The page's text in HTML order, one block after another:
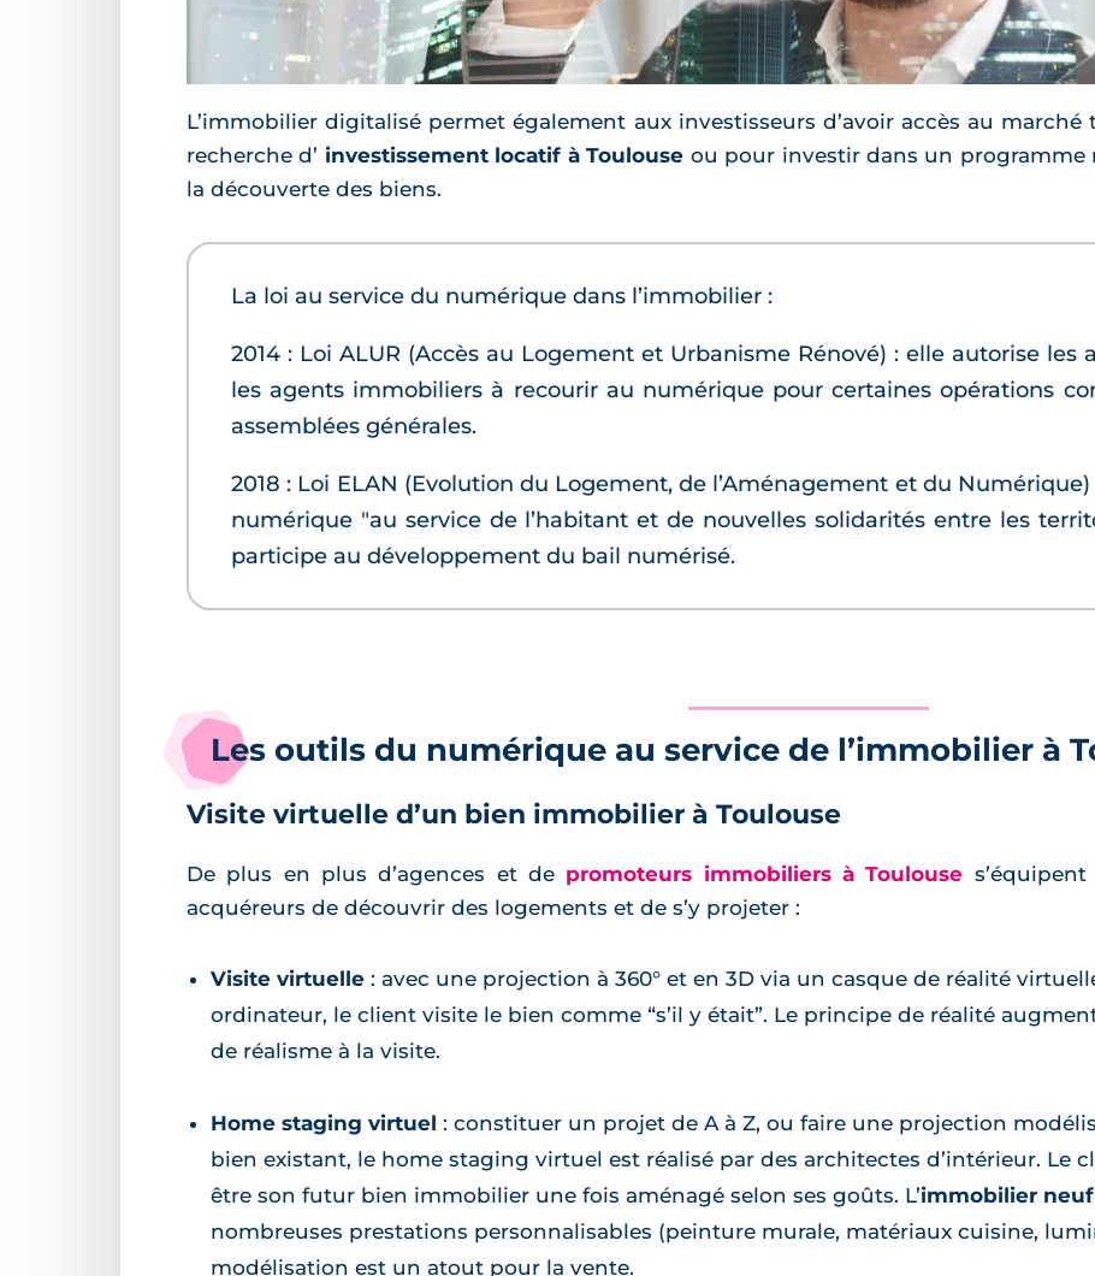
L’immobilier digitalisé permet également aux investisseurs d’avoir accès au
recherche d’ investissement locatif à Toulouse ou pour investir dans un programme
la découverte des biens.
La loi au service du numérique dans l’immobilier :
2014 : Loi ALUR (Accès au Logement et Urbanisme Rénové) : elle autorise
les agents immobiliers à recourir au numérique pour certaines opérations
assemblées générales.
2018 : Loi ELAN (Evolution du Logement, de l’Aménagement et du
numérique "au service de l’habitant et de nouvelles solidarités entre les
participe au développement du bail numérisé.
Les outils du numérique au service de l’immobilier à
Visite virtuelle d’un bien immobilier à Toulouse
De plus en plus d’agences et de promoteurs immobiliers à Toulouse
acquéreurs de découvrir des logements et de s’y projeter :
Visite virtuelle : avec une projection à 360° et en 3D via un casque de réalité
ordinateur, le client visite le bien comme “s’il y était”. Le principe de réalité
de réalisme à la visite.
Home staging virtuel : constituer un projet de A à Z, ou faire une projection
bien existant, le home staging virtuel est réalisé par des architectes d’intérieur. Le
être son futur bien immobilier une fois aménagé selon ses goûts. L’immobilier neuf
nombreuses prestations personnalisables (peinture murale, matériaux cuisine,
modélisation est un atout pour la vente.